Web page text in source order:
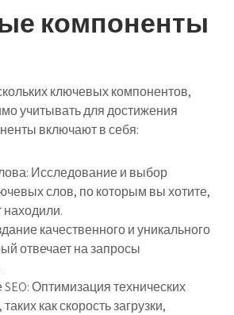
компоненты
ключевых компонентов,
учитывать для достижения
включают в себя:
Исследование и выбор
слов, по которым вы хотите,
качественного и уникального
отвечает на запросы
Оптимизация технических
как скорость загрузки,